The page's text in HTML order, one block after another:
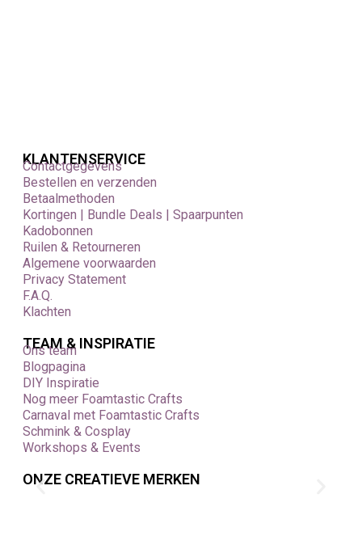
KLANTENSERVICE
Contactgegevens
Bestellen en verzenden
Betaalmethoden
Kortingen | Bundle Deals | Spaarpunten
Kadobonnen
Ruilen & Retourneren
Algemene voorwaarden
Privacy Statement
F.A.Q.
Klachten
TEAM & INSPIRATIE
Ons team
Blogpagina
DIY Inspiratie
Nog meer Foamtastic Crafts
Carnaval met Foamtastic Crafts
Schmink & Cosplay
Workshops & Events
ONZE CREATIEVE MERKEN